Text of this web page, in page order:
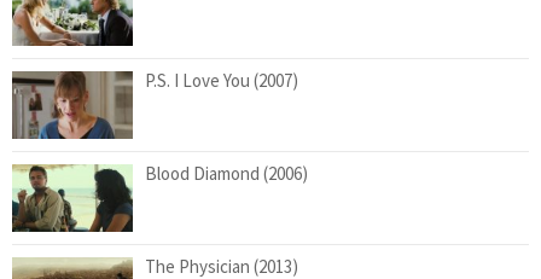
P.S. I Love You (2007)
Blood Diamond (2006)
The Physician (2013)